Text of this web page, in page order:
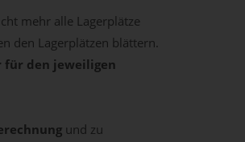
mehr alle Lagerplätze
den Lagerplätzen blättern.
für den jeweiligen
und zu